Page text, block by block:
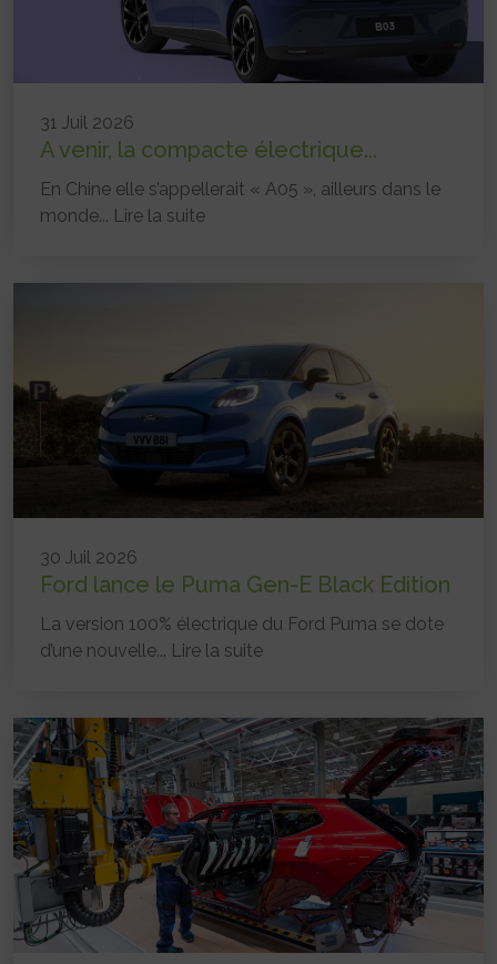
31 Juil 2026
A venir, la compacte électrique...
En Chine elle s’appellerait « A05 », ailleurs dans le
monde... Lire la suite
30 Juil 2026
Ford lance le Puma Gen-E Black Edition
La version 100% électrique du Ford Puma se dote
d’une nouvelle... Lire la suite